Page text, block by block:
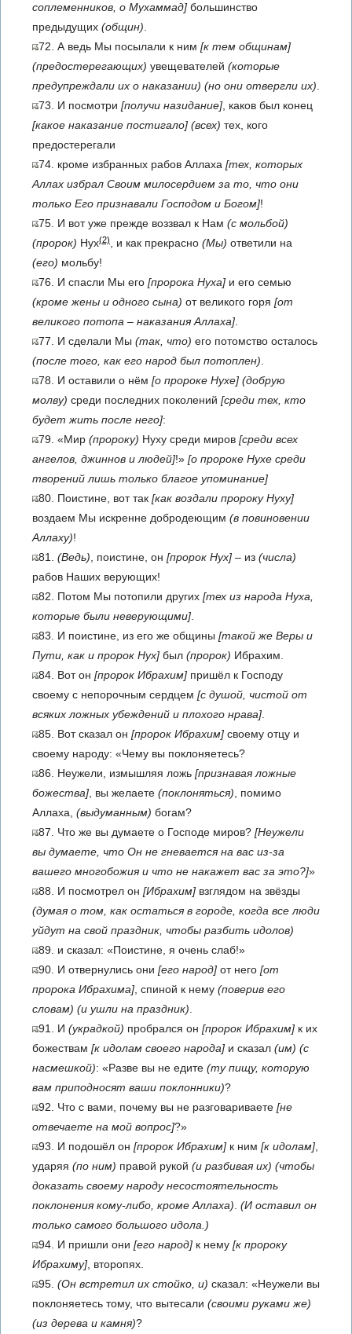
соплеменников, о Мухаммад] большинство
предыдущих (общин)
72. А ведь Мы посылали к ним [к тем общинам]
(предостерегающих) увещевателей (которые
предупреждали их о наказании) (но они отвергли их)
73. И посмотри [получи назидание] , каков был конец
[какое наказание постигало] (всех) тех, кого
предостерегали
74. кроме избранных рабов Аллаха [тех, которых
Аллах избрал Своим милосердием за то, что они
только Его признавали Господом и Богом]!
75. И вот уже прежде воззвал к Нам (с мольбой)
(пророк) Нух(2) , и как прекрасно (Мы) ответили на
(его) мольбу!
76. И спасли Мы его [пророка Нуха] и его семью
(кроме жены и одного сына) от великого горя [от
великого потопа – наказания Аллаха]
77. И сделали Мы (так, что) его потомство осталось
(после того, как его народ был потоплен)
78. И оставили о нём [о пророке Нухе] (добрую
молву) среди последних поколений [среди тех, кто
будет жить после него]:
79. «Мир (пророку) Нуху среди миров [среди всех
ангелов, джиннов и людей]!» [о пророке Нухе среди
творений лишь только благое упоминание]
80. Поистине, вот так [как воздали пророку Нуху]
воздаем Мы искренне добродеющим (в повиновении
Аллаху)!
81. (Ведь) , поистине, он [пророк Нух] – из (числа)
рабов Наших верующих!
82. Потом Мы потопили других [тех из народа Нуха,
которые были неверующими]
83. И поистине, из его же общины [такой же Веры и
Пути, как и пророк Нух] был (пророк) Ибрахим.
84. Вот он [пророк Ибрахим] пришёл к Господу
своему с непорочным сердцем [с душой, чистой от
всяких ложных убеждений и плохого нрава]
85. Вот сказал он [пророк Ибрахим] своему отцу и
своему народу: «Чему вы поклоняетесь?
86. Неужели, измышляя ложь [признавая ложные
божества] , вы желаете (поклоняться) , помимо
Аллаха, (выдуманным) богам?
87. Что же вы думаете о Господе миров? [Неужели
вы думаете, что Он не гневается на вас из-за
вашего многобожия и что не накажет вас за это?]»
88. И посмотрел он [Ибрахим] взглядом на звёзды
(думая о том, как остаться в городе, когда все люди
уйдут на свой праздник, чтобы разбить идолов)
89. и сказал: «Поистине, я очень слаб!»
90. И отвернулись они [его народ] от него [от
пророка Ибрахима] , спиной к нему (поверив его
словам) (и ушли на праздник)
91. И (украдкой) пробрался он [пророк Ибрахим] к их
божествам [к идолам своего народа] и сказал (им) (с
насмешкой): «Разве вы не едите (ту пищу, которую
вам приподносят ваши поклонники)?
92. Что с вами, почему вы не разговариваете [не
отвечаете на мой вопрос]?»
93. И подошёл он [пророк Ибрахим] к ним [к идолам]
ударяя (по ним) правой рукой (и разбивая их) (чтобы
доказать своему народу несостоятельность
поклонения кому-либо, кроме Аллаха) (И оставил он
только самого большого идола.)
94. И пришли они [его народ] к нему [к пророку
Ибрахиму] , второпях.
95. (Он встретил их стойко, и) сказал: «Неужели вы
поклоняетесь тому, что вытесали (своими руками же)
(из дерева и камня)?